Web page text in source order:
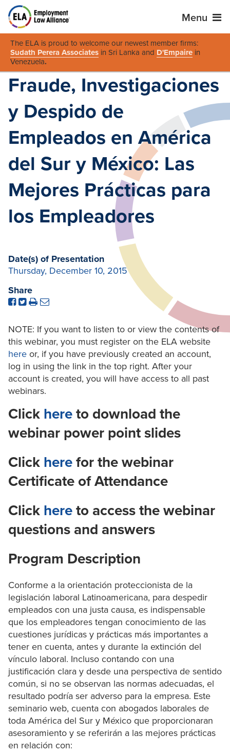
Menu
The ELA is proud to welcome our newest member firms:
Sudath Perera Associates in Sri Lanka and D'Empaire in
Venezuela.
Fraude, Investigaciones
y Despido de
Empleados en América
del Sur y México: Las
Mejores Prácticas para
los Empleadores
Date(s) of Presentation
Thursday, December 10, 2015
Share
NOTE: If you want to listen to or view the contents of
this webinar, you must register on the ELA website
here or, if you have previously created an account,
log in using the link in the top right. After your
account is created, you will have access to all past
webinars.
Click here to download the
webinar power point slides
Click here for the webinar
Certificate of Attendance
Click here to access the webinar
questions and answers
Program Description
Conforme a la orientación proteccionista de la
legislación laboral Latinoamericana, para despedir
empleados con una justa causa, es indispensable
que los empleadores tengan conocimiento de las
cuestiones jurídicas y prácticas más importantes a
tener en cuenta, antes y durante la extinción del
vínculo laboral. Incluso contando con una
justificación clara y desde una perspectiva de sentido
común, si no se observan las normas adecuadas, el
resultado podría ser adverso para la empresa. Este
seminario web, cuenta con abogados laborales de
toda América del Sur y México que proporcionaran
asesoramiento y se referirán a las mejores prácticas
en relación con: